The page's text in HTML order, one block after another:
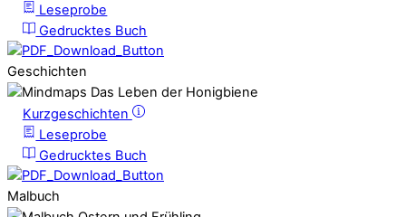
Leseprobe
Gedrucktes Buch
Geschichten
Kurzgeschichten
Leseprobe
Gedrucktes Buch
Malbuch